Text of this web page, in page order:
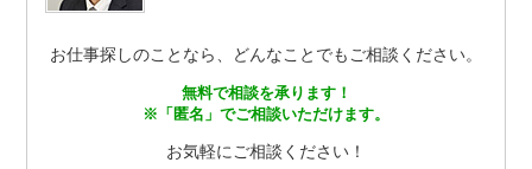
お仕事探しのことなら、どんなことでもご相談ください。
無料で相談を承ります！
※「匿名」でご相談いただけます。
お気軽にご相談ください！